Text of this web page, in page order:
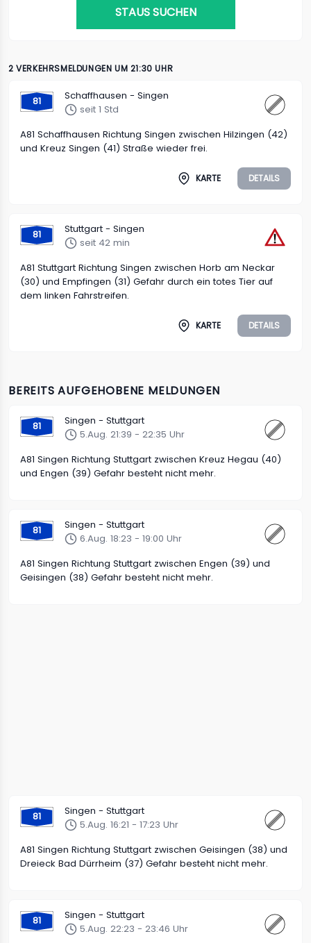
STAUS SUCHEN
2 VERKEHRSMELDUNGEN UM 21:30 UHR
81
Schaffhausen - Singen
seit 1 Std
A81 Schaffhausen Richtung Singen zwischen Hilzingen (42)
und Kreuz Singen (41) Straße wieder frei.
KARTE DETAILS
81
Stuttgart - Singen
seit 42 min
A81 Stuttgart Richtung Singen zwischen Horb am Neckar
(30) und Empfingen (31) Gefahr durch ein totes Tier auf
dem linken Fahrstreifen.
KARTE DETAILS
BEREITS AUFGEHOBENE MELDUNGEN
81
Singen - Stuttgart
5.Aug. 21:39 - 22:35 Uhr
A81 Singen Richtung Stuttgart zwischen Kreuz Hegau (40)
und Engen (39) Gefahr besteht nicht mehr.
81
Singen - Stuttgart
6.Aug. 18:23 - 19:00 Uhr
A81 Singen Richtung Stuttgart zwischen Engen (39) und
Geisingen (38) Gefahr besteht nicht mehr.
81
Singen - Stuttgart
5.Aug. 16:21 - 17:23 Uhr
A81 Singen Richtung Stuttgart zwischen Geisingen (38) und
Dreieck Bad Dürrheim (37) Gefahr besteht nicht mehr.
81
Singen - Stuttgart
5.Aug. 22:23 - 23:46 Uhr